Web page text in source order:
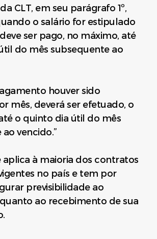
CLT, em seu parágrafo 1º,
o salário for estipulado
ser pago, no máximo, até
do mês subsequente ao
houver sido
mês, deverá ser efetuado, o
o quinto dia útil do mês
vencido.”
aplica à maioria dos contratos
no país e tem por
previsibilidade ao
ao recebimento de sua